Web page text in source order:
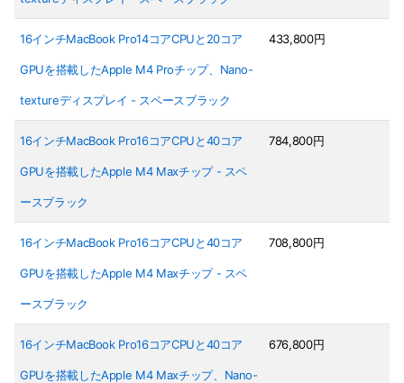
16インチMacBook Pro14コアCPUと20コア
GPUを搭載したApple M4 Proチップ、Nano-
textureディスプレイ - スペースブラック
433,800円
16インチMacBook Pro16コアCPUと40コア
GPUを搭載したApple M4 Maxチップ - スペ
ースブラック
784,800円
16インチMacBook Pro16コアCPUと40コア
GPUを搭載したApple M4 Maxチップ - スペ
ースブラック
708,800円
16インチMacBook Pro16コアCPUと40コア
GPUを搭載したApple M4 Maxチップ、Nano-
676,800円